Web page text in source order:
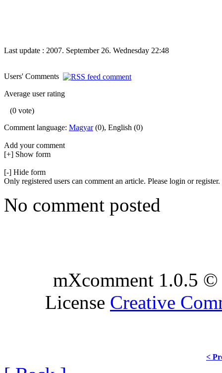
Last update : 2007. September 26. Wednesday 22:48
Users' Comments
Average user rating
(0 vote)
Comment language: Magyar(0), English (0)
Add your comment
[+] Show form
[-] Hide form
Only registered users can comment an article. Please login or register.
No comment posted
mXcomment 1.0.5
License Creative
<